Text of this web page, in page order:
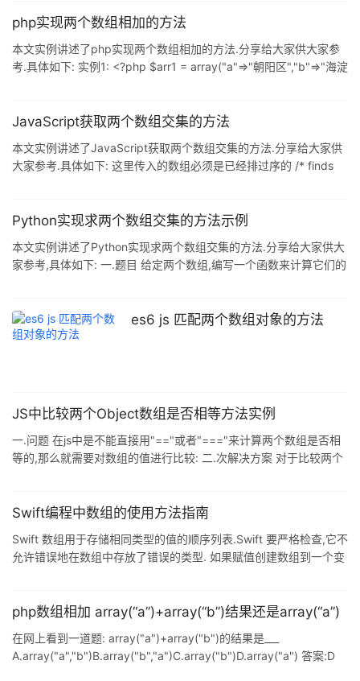
$cantB=count($vectorB); $No_saca=0;
php实现两个数组相加的方法
本文实例讲述了php实现两个数组相加的方法.分享给大家供大家参
考.具体如下: 实例1: <?php $arr1 = array("a"=>"朝阳区","b"=>"海淀
JavaScript获取两个数组交集的方法
本文实例讲述了JavaScript获取两个数组交集的方法.分享给大家供
大家参考.具体如下: 这里传入的数组必须是已经排过序的 /* finds
must already be sorted * * NOTES * * Should have O(
Python实现求两个数组交集的方法示例
本文实例讲述了Python实现求两个数组交集的方法.分享给大家供大
家参考,具体如下: 一.题目 给定两个数组,编写一个函数来计算它们的
出结果中每个元素出现的次数,应与元素在两个数组中出现的次数一
致 我们可以不考虑输出结果的顺序 二.解法 首先把两个数组都排序,
es6 js 匹配两个数组对象的方法
JS中比较两个Object数组是否相等方法实例
一.问题 在js中是不能直接用"=="或者"==="来计算两个数组是否相
等的,那么就需要对数组的值进行比较: 二.次解决方案 对于比较两个
较,如下: a. 当两个数组元素类型相同,顺序相同时,直接判断是否相等,
a.slice(); console
Swift编程中数组的使用方法指南
Swift 数组用于存储相同类型的值的顺序列表.Swift 要严格检查,它不
允许错误地在数组中存放了错误的类型. 如果赋值创建数组到一个变
也就它的大小和内容不能被改变. 创建数组 可以使用下面的初始化程
someArray = [SomeType]() 下面是创建一个给定的大小,并用初始
值的数组的语法: 复制
php数组相加 array(“a”)+array(“b”)结果还是array(“a”)
在网上看到一道题: array("a")+array("b")的结果是___
A.array("a","b")B.array("b","a")C.array("b")D.array("a") 答案:D